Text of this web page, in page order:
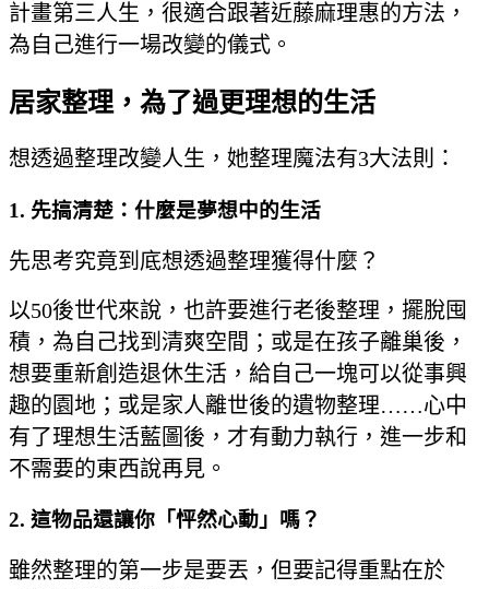
計畫第三人生，很適合跟著近藤麻理惠的方法，
為自己進行一場改變的儀式。
居家整理，為了過更理想的生活
想透過整理改變人生，她整理魔法有3大法則：
1. 先搞清楚：什麼是夢想中的生活
先思考究竟到底想透過整理獲得什麼？
以50後世代來說，也許要進行老後整理，擺脫囤
積，為自己找到清爽空間；或是在孩子離巢後，
想要重新創造退休生活，給自己一塊可以從事興
趣的園地；或是家人離世後的遺物整理……心中
有了理想生活藍圖後，才有動力執行，進一步和
不需要的東西說再見。
2. 這物品還讓你「怦然心動」嗎？
雖然整理的第一步是要丟，但要記得重點在於